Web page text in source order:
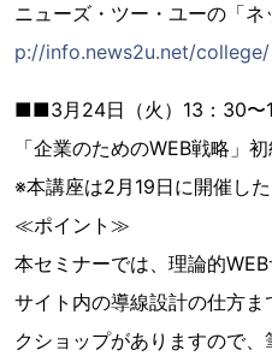
ニューズ・ツー・ユーの「
p://info.news2u.net/college/
■■3月24日（火）13：30
「企業のためのWEB戦略
※本講座は2月19日に開催し
≪ポイント≫
本セミナーでは、理論的
サイト内の導線設計の仕方
クショップがありますので、